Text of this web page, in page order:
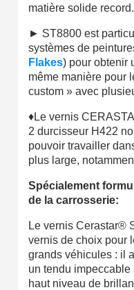
Livraison
Livraison offerte en
Paiement en
Votre devis
Partagez vos
Gagnez des points
Livraison
Retour
10€ de bon
Inscription à la
matière solide record.
► ST8800 est
systèmes de
Flakes) pour obtenir
même manière pour
custom » avec
♦Le vernis
2 durcisseur H422
pouvoir travailler
plus large,
Spécialement
de la carrosserie:
Le vernis Cerastar®
vernis de choix pour
grands véhicules : il
un tendu impeccable
haut niveau de